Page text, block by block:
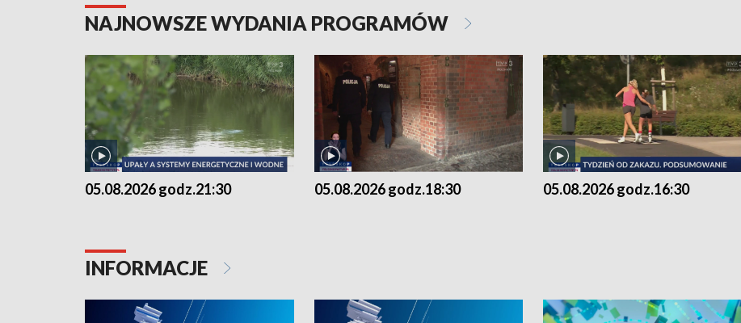
NAJNOWSZE WYDANIA PROGRAMÓW
05.08.2026 godz.21:30 05.08.2026 godz.18:30 05.08.2026 godz.16:30
INFORMACJE